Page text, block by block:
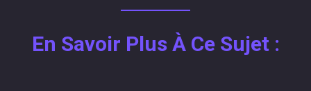
En Savoir Plus À Ce Sujet :